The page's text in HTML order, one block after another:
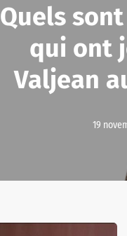
Quels
qui ont
Valjean
19